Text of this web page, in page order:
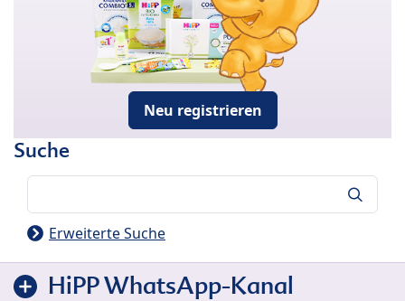
Neu registrieren
Suche
Erweiterte Suche
HiPP WhatsApp-Kanal